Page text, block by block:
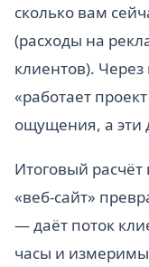
сколько вам
(расходы на
клиентов).
«работает
ощущения, а эти
Итоговый
«веб-сайт»
— даёт поток
часы и